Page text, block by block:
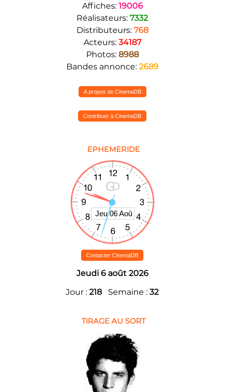
Affiches: 19006
Réalisateurs: 7332
Distributeurs: 768
Acteurs: 34187
Photos: 8988
Bandes annonce: 2689
A propos de CinemaDB
Contribuer à CinemaDB
EPHEMERIDE
Contacter CinemaDB
Jeudi 6 août 2026
Jour : 218 Semaine : 32
TIRAGE AU SORT